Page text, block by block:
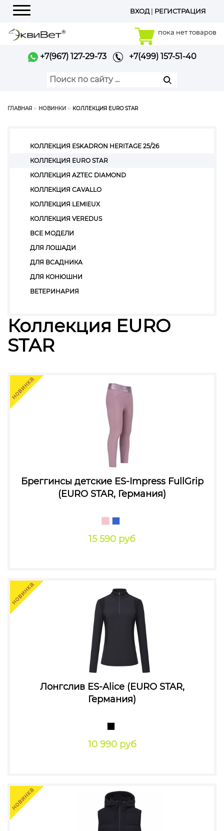
Меню
ВХОД| РЕГИСТРАЦИЯ
пока нет товаров
+7(967) 127-29-73 +7(499) 157-51-40
ГЛАВНАЯ НОВИНКИ КОЛЛЕКЦИЯ EURO STAR
КОЛЛЕКЦИЯ ESKADRON HERITAGE 25/26
КОЛЛЕКЦИЯ EURO STAR
КОЛЛЕКЦИЯ AZTEC DIAMOND
КОЛЛЕКЦИЯ CAVALLO
КОЛЛЕКЦИЯ LEMIEUX
КОЛЛЕКЦИЯ VEREDUS
ВСЕ МОДЕЛИ
ДЛЯ ЛОШАДИ
ДЛЯ ВСАДНИКА
ДЛЯ КОНЮШНИ
ВЕТЕРИНАРИЯ
Коллекция EURO
STAR
Бреггинсы детские ES-Impress FullGrip
(EURO STAR, Германия)
15 590 руб
Лонгслив ES-Alice (EURO STAR,
Германия)
10 990 руб